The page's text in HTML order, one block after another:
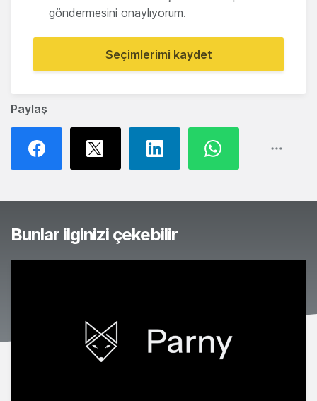
Paylaş
göndermesini onaylıyorum.
Seçimlerimi kaydet
Bunlar ilginizi çekebilir